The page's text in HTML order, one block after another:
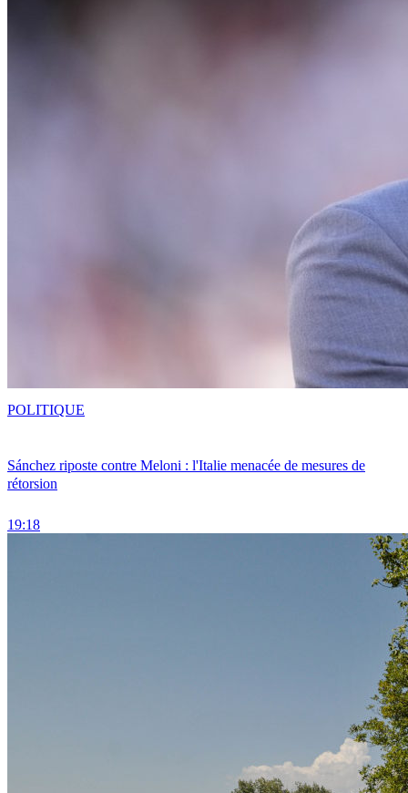
Sánchez riposte contre Meloni : l'Italie menacée de mesures de
rétorsion
19:18
POLITIQUE